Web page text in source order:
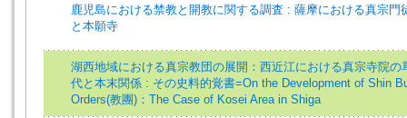
鹿児島における禁教と開教に関する調査 : 薩摩における真宗門
と本願寺
湖西地域における真宗教団の展開：西近江における真宗寺院の
代と本末関係 : その史料的覚書=On the Development of Shin
Orders(教團)：The Case of Kosei Area in Shiga